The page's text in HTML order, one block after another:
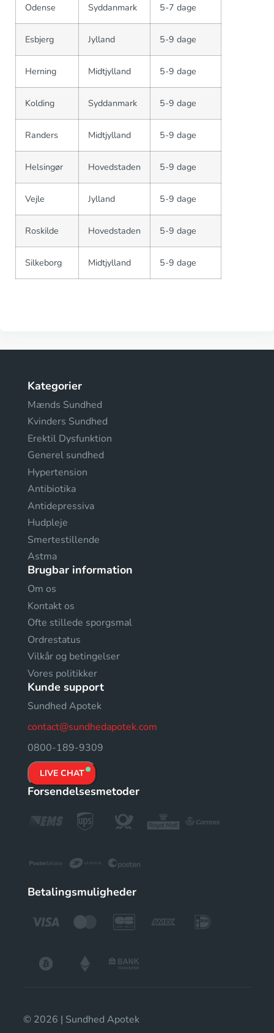
Odense Syddanmark 5-7 dage
Esbjerg Jylland 5-9 dage
Herning Midtjylland 5-9 dage
Kolding Syddanmark 5-9 dage
Randers Midtjylland 5-9 dage
Helsingør Hovedstaden 5-9 dage
Vejle Jylland 5-9 dage
Roskilde Hovedstaden 5-9 dage
Silkeborg Midtjylland 5-9 dage
Kategorier
Mænds Sundhed
Kvinders Sundhed
Erektil Dysfunktion
Generel sundhed
Hypertension
Antibiotika
Antidepressiva
Hudpleje
Smertestillende
Astma
Brugbar information
Om os
Kontakt os
Ofte stillede sporgsmal
Ordrestatus
Vilkår og betingelser
Vores politikker
Kunde support
Sundhed Apotek
contact@sundhedapotek.com
0800-189-9309
LIVE CHAT
Forsendelsesmetoder
Betalingsmuligheder
© 2026 | Sundhed Apotek